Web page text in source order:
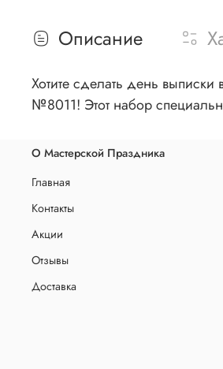
Описание
Хотите сделать день
№8011! Этот набор
О Мастерской Праздника
Главная
Контакты
Акции
Отзывы
Доставка